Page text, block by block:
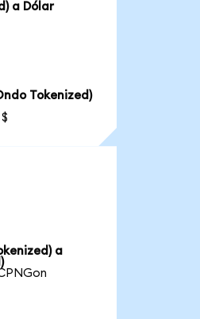
a Dólar
Tokenized)
a